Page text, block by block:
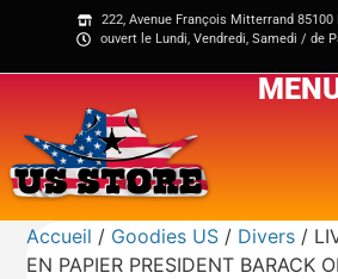
222, Avenue François Mitterrand 85100
ouvert le Lundi, Vendredi, Samedi / de
Accueil / Goodies US / Divers /
EN PAPIER PRESIDENT BARACK